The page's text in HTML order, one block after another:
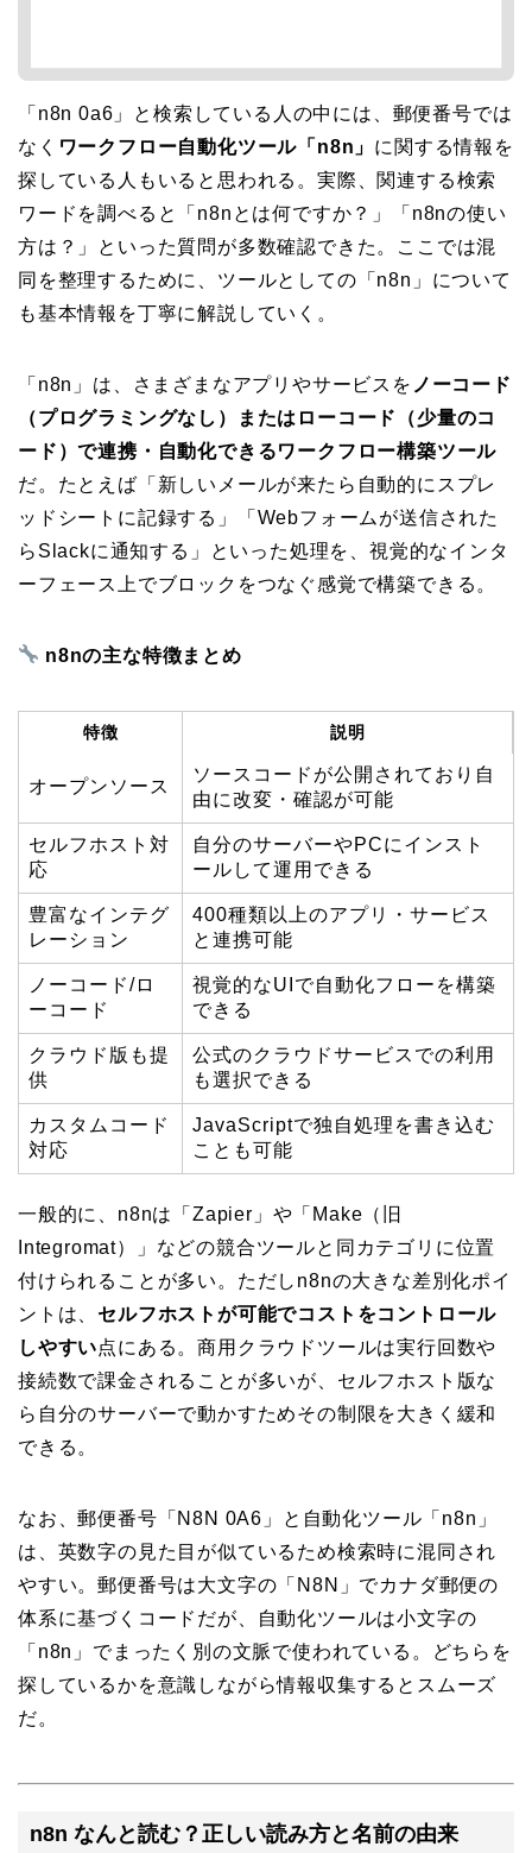
「n8n 0a6」と検索している人の中には、郵便番号では
なく ワークフロー自動化ツール「n8n」 に関する情報を
探している人もいると思われる。実際、関連する検索
ワードを調べると「n8nとは何ですか？」「n8nの使い
方は？」といった質問が多数確認できた。ここでは混
同を整理するために、ツールとしての「n8n」について
も基本情報を丁寧に解説していく。
「n8n」は、さまざまなアプリやサービスを ノーコード
（プログラミングなし）またはローコード（少量のコ
ード）で連携・自動化できるワークフロー構築ツール
だ。たとえば「新しいメールが来たら自動的にスプレ
ッドシートに記録する」「Webフォームが送信された
らSlackに通知する」といった処理を、視覚的なインタ
ーフェース上でブロックをつなぐ感覚で構築できる。
n8nの主な特徴まとめ
特徴 説明
オープンソース
ソースコードが公開されており自
由に改変・確認が可能
セルフホスト対
応
自分のサーバーやPCにインスト
ールして運用できる
豊富なインテグ
レーション
400種類以上のアプリ・サービス
と連携可能
ノーコード/ロ
ーコード
視覚的なUIで自動化フローを構築
できる
クラウド版も提
供
公式のクラウドサービスでの利用
も選択できる
カスタムコード
対応
JavaScriptで独自処理を書き込む
ことも可能
一般的に、n8nは「Zapier」や「Make（旧
Integromat）」などの競合ツールと同カテゴリに位置
付けられることが多い。ただしn8nの大きな差別化ポイ
ントは、 セルフホストが可能でコストをコントロール
しやすい点にある。商用クラウドツールは実行回数や
接続数で課金されることが多いが、セルフホスト版な
ら自分のサーバーで動かすためその制限を大きく緩和
できる。
なお、郵便番号「N8N 0A6」と自動化ツール「n8n」
は、英数字の見た目が似ているため検索時に混同され
やすい。郵便番号は大文字の「N8N」でカナダ郵便の
体系に基づくコードだが、自動化ツールは小文字の
「n8n」でまったく別の文脈で使われている。どちらを
探しているかを意識しながら情報収集するとスムーズ
だ。
n8n なんと読む？正しい読み方と名前の由来